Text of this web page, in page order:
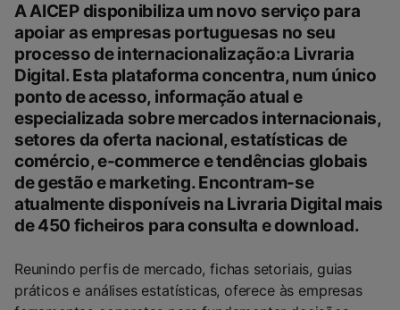
A AICEP disponibiliza um novo serviço para
apoiar as empresas portuguesas no seu
processo de internacionalização:a Livraria
Digital. Esta plataforma concentra, num único
ponto de acesso, informação atual e
especializada sobre mercados internacionais,
setores da oferta nacional, estatísticas de
comércio, e-commerce e tendências globais
de gestão e marketing. Encontram-se
atualmente disponíveis na Livraria Digital mais
de 450 ficheiros para consulta e download.
Reunindo perfis de mercado, fichas setoriais, guias
práticos e análises estatísticas, oferece às empresas